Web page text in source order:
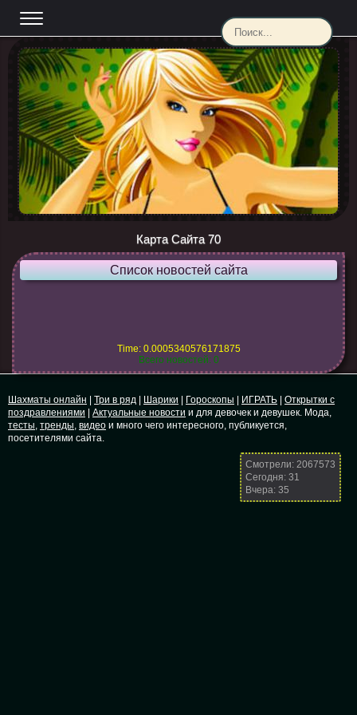
Карта Сайта 70
Список новостей сайта
Time: 0.0005340576171875
Всего новостей: 0
Шахматы онлайн Три в ряд Шарики Гороскопы ИГРАТЬ
Открытки с
поздравлениями
Актуальные новости и для девочек и девушек. Мода,
тесты, тренды, видео и много чего интересного, публикуется,
посетителями сайта.
Смотрели: 2067573
Сегодня: 31
Вчера: 35